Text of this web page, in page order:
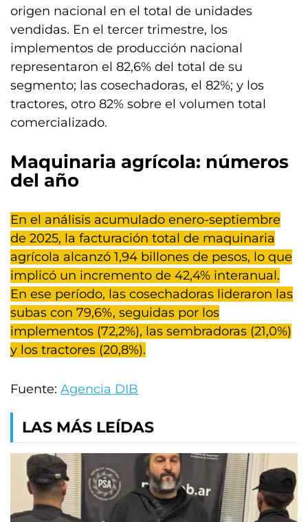
origen nacional en el total de unidades
vendidas. En el tercer trimestre, los
implementos de producción nacional
representaron el 82,6% del total de su
segmento; las cosechadoras, el 82%; y los
tractores, otro 82% sobre el volumen total
comercializado.
Maquinaria agrícola: números
del año
En el análisis acumulado enero-septiembre
de 2025, la facturación total de maquinaria
agrícola alcanzó 1,94 billones de pesos, lo que
implicó un incremento de 42,4% interanual.
En ese período, las cosechadoras lideraron las
subas con 79,6%, seguidas por los
implementos (72,2%), las sembradoras (21,0%)
y los tractores (20,8%).
Fuente: Agencia DIB
LAS MÁS LEÍDAS